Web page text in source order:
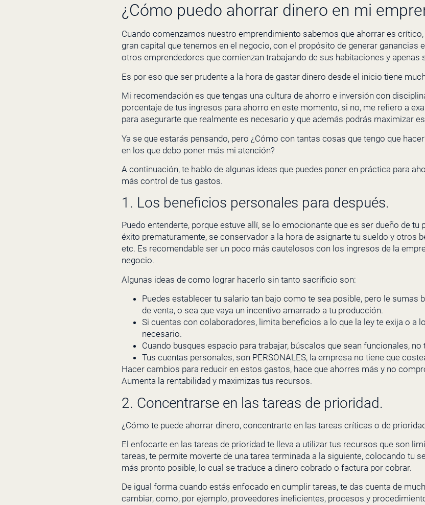
¿Cómo puedo ahorrar dinero en mi
Cuando comenzamos nuestro emprendimiento sabemos que ahorrar es
gran capital que tenemos en el negocio, con el propósito de generar ganancias
otros emprendedores que comienzan trabajando de sus habitaciones y
Es por eso que ser prudente a la hora de gastar dinero desde el inicio tiene
Mi recomendación es que tengas una cultura de ahorro e inversión con
porcentaje de tus ingresos para ahorro en este momento, si no, me refiero a
para asegurarte que realmente es necesario y que además podrás maximizar
Ya se que estarás pensando, pero ¿Cómo con tantas cosas que tengo que
en los que debo poner más mi atención?
A continuación, te hablo de algunas ideas que puedes poner en práctica para
más control de tus gastos.
1. Los beneficios personales para después.
Puedo entenderte, porque estuve allí, se lo emocionante que es ser dueño de tu
éxito prematuramente, se conservador a la hora de asignarte tu sueldo y otros
etc. Es recomendable ser un poco más cautelosos con los ingresos de la
negocio.
Algunas ideas de como lograr hacerlo sin tanto sacrificio son:
Puedes establecer tu salario tan bajo como te sea posible, pero le
de venta, o sea que vaya un incentivo amarrado a tu producción.
Si cuentas con colaboradores, limita beneficios a lo que la ley te exija o a
necesario.
Cuando busques espacio para trabajar, búscalos que sean funcionales, no
Tus cuentas personales, son PERSONALES, la empresa no tiene que
Hacer cambios para reducir en estos gastos, hace que ahorres más y no
Aumenta la rentabilidad y maximizas tus recursos.
2. Concentrarse en las tareas de prioridad.
¿Cómo te puede ahorrar dinero, concentrarte en las tareas críticas o de
El enfocarte en las tareas de prioridad te lleva a utilizar tus recursos que son
tareas, te permite moverte de una tarea terminada a la siguiente, colocando tu
más pronto posible, lo cual se traduce a dinero cobrado o factura por cobrar.
De igual forma cuando estás enfocado en cumplir tareas, te das cuenta de
cambiar, como, por ejemplo, proveedores ineficientes, procesos y